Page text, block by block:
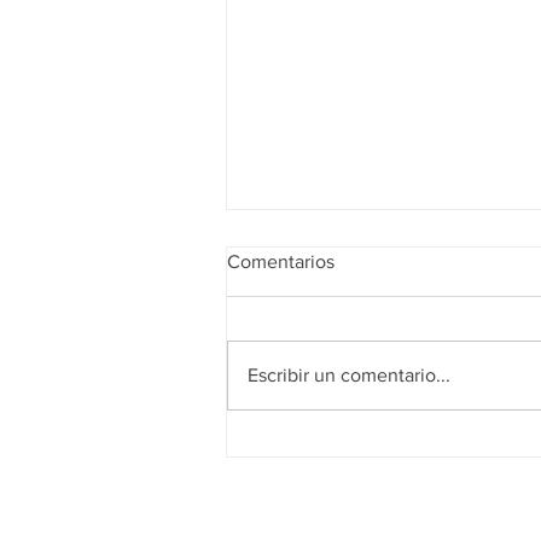
Comentarios
Escribir un comentario...